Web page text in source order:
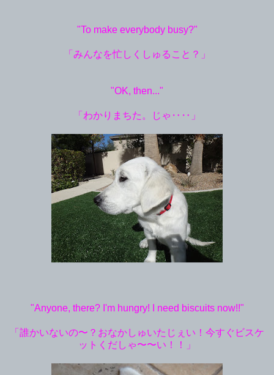
"To make everybody busy?"
「みんなを忙しくしゅること？」
"OK, then..."
「わかりまちた。じゃ‥‥」
"Anyone, there? I'm hungry! I need biscuits now!!"
「誰かいないの〜？おなかしゅいたじぇい！今すぐビスケ
ットくだしゃ〜〜い！！」